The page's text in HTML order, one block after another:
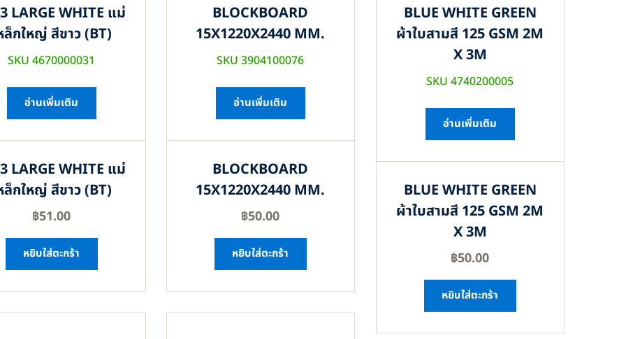
LARGE WHITE แม่
ล็กใหญ่ สีขาว (BT)
SKU 4670000031
อ่านเพิ่มเติม
LARGE WHITE แม่
ล็กใหญ่ สีขาว (BT)
฿51.00
หยิบใส่ตะกร้า
BLOCKBOARD
15X1220X2440 MM.
SKU 3904100076
อ่านเพิ่มเติม
BLOCKBOARD
15X1220X2440 MM.
฿50.00
หยิบใส่ตะกร้า
BLUE WHITE GREEN
ผ้าใบสามสี 125 GSM 2M
X 3M
SKU 4740200005
อ่านเพิ่มเติม
BLUE WHITE GREEN
ผ้าใบสามสี 125 GSM 2M
X 3M
฿50.00
หยิบใส่ตะกร้า